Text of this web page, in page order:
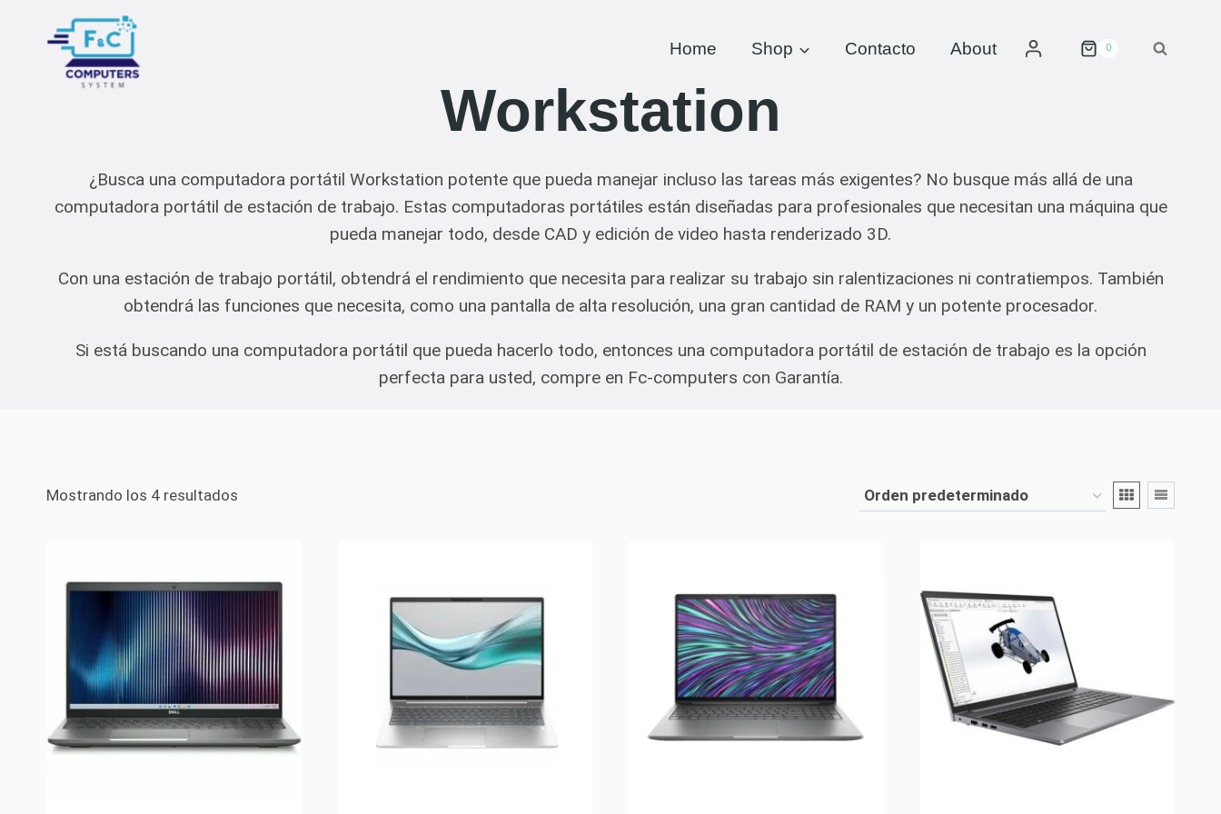
contenido
Home Shop Contacto About 0
Workstation
¿Busca una computadora portátil Workstation potente que pueda manejar incluso las tareas más exigentes? No busque más allá de una
computadora portátil de estación de trabajo. Estas computadoras portátiles están diseñadas para profesionales que necesitan una máquina que
pueda manejar todo, desde CAD y edición de video hasta renderizado 3D.
Con una estación de trabajo portátil, obtendrá el rendimiento que necesita para realizar su trabajo sin ralentizaciones ni contratiempos. También
obtendrá las funciones que necesita, como una pantalla de alta resolución, una gran cantidad de RAM y un potente procesador.
Si está buscando una computadora portátil que pueda hacerlo todo, entonces una computadora portátil de estación de trabajo es la opción
perfecta para usted, compre en Fc-computers con Garantía.
Mostrando los 4 resultados